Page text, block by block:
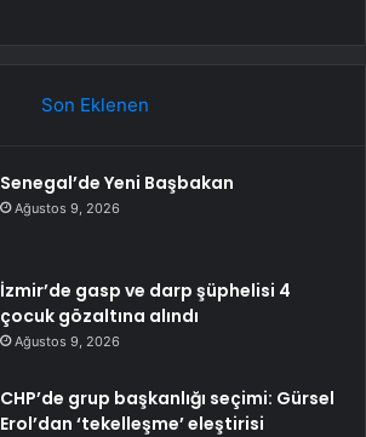
Son Eklenen
Senegal’de Yeni Başbakan
Ağustos 9, 2026
İzmir’de gasp ve darp şüphelisi 4
çocuk gözaltına alındı
Ağustos 9, 2026
CHP’de grup başkanlığı seçimi: Gürsel
Erol’dan ‘tekelleşme’ eleştirisi